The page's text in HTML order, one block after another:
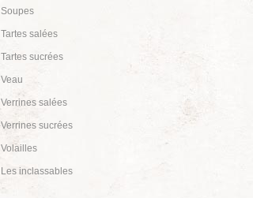
Soupes
Tartes salées
Tartes sucrées
Veau
Verrines salées
Verrines sucrées
Volailles
Les inclassables